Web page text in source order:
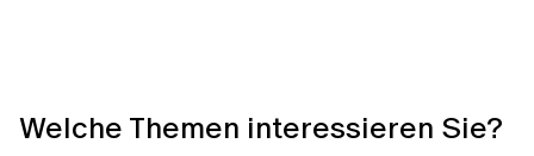
Welche Themen interessieren Sie?